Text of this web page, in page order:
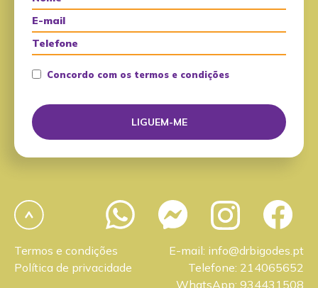
Concordo com os termos e condições
Termos e condições
Política de privacidade
E-mail: info@drbigodes.pt
Telefone: 214065652
WhatsApp: 934431508